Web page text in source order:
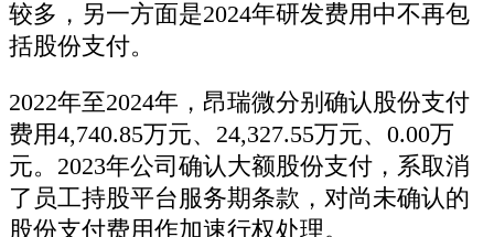
较多，另一方面是2024年研发费用中不再包
括股份支付。
2022年至2024年，昂瑞微分别确认股份支付
费用4,740.85万元、24,327.55万元、0.00万
元。2023年公司确认大额股份支付，系取消
了员工持股平台服务期条款，对尚未确认的
股份支付费用作加速行权处理。